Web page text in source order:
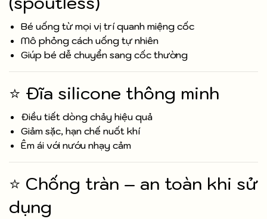
Bé uống từ mọi vị trí quanh miệng cốc
Mô phỏng cách uống tự nhiên
Giúp bé dễ chuyển sang cốc thường
⭐ Đĩa silicone thông minh
Điều tiết dòng chảy hiệu quả
Giảm sặc, hạn chế nuốt khí
Êm ái với nướu nhạy cảm
⭐ Chống tràn – an toàn khi sử
dụng